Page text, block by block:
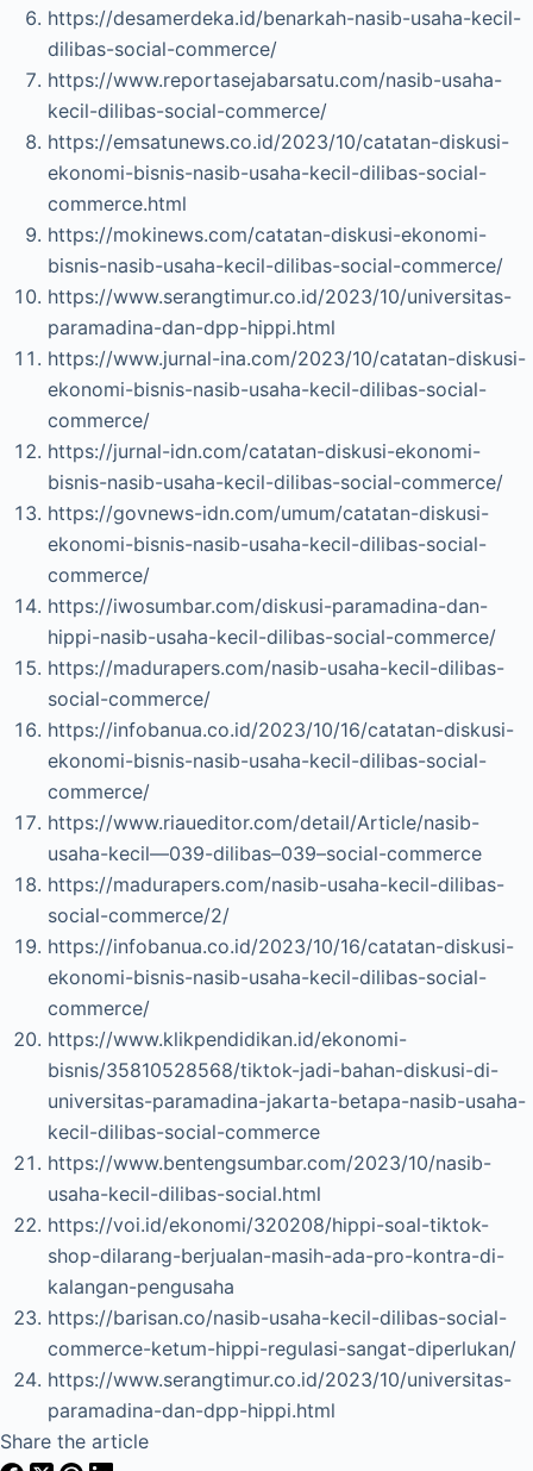
https://desamerdeka.id/benarkah-nasib-usaha-kecil-
dilibas-social-commerce/
https://www.reportasejabarsatu.com/nasib-usaha-
kecil-dilibas-social-commerce/
https://emsatunews.co.id/2023/10/catatan-diskusi-
ekonomi-bisnis-nasib-usaha-kecil-dilibas-social-
commerce.html
https://mokinews.com/catatan-diskusi-ekonomi-
bisnis-nasib-usaha-kecil-dilibas-social-commerce/
https://www.serangtimur.co.id/2023/10/universitas-
paramadina-dan-dpp-hippi.html
https://www.jurnal-ina.com/2023/10/catatan-diskusi-
ekonomi-bisnis-nasib-usaha-kecil-dilibas-social-
commerce/
https://jurnal-idn.com/catatan-diskusi-ekonomi-
bisnis-nasib-usaha-kecil-dilibas-social-commerce/
https://govnews-idn.com/umum/catatan-diskusi-
ekonomi-bisnis-nasib-usaha-kecil-dilibas-social-
commerce/
https://iwosumbar.com/diskusi-paramadina-dan-
hippi-nasib-usaha-kecil-dilibas-social-commerce/
https://madurapers.com/nasib-usaha-kecil-dilibas-
social-commerce/
https://infobanua.co.id/2023/10/16/catatan-diskusi-
ekonomi-bisnis-nasib-usaha-kecil-dilibas-social-
commerce/
https://www.riaueditor.com/detail/Article/nasib-
usaha-kecil—039-dilibas–039–social-commerce
https://madurapers.com/nasib-usaha-kecil-dilibas-
social-commerce/2/
https://infobanua.co.id/2023/10/16/catatan-diskusi-
ekonomi-bisnis-nasib-usaha-kecil-dilibas-social-
commerce/
https://www.klikpendidikan.id/ekonomi-
bisnis/35810528568/tiktok-jadi-bahan-diskusi-di-
universitas-paramadina-jakarta-betapa-nasib-usaha-
kecil-dilibas-social-commerce
https://www.bentengsumbar.com/2023/10/nasib-
usaha-kecil-dilibas-social.html
https://voi.id/ekonomi/320208/hippi-soal-tiktok-
shop-dilarang-berjualan-masih-ada-pro-kontra-di-
kalangan-pengusaha
https://barisan.co/nasib-usaha-kecil-dilibas-social-
commerce-ketum-hippi-regulasi-sangat-diperlukan/
https://www.serangtimur.co.id/2023/10/universitas-
paramadina-dan-dpp-hippi.html
Share the article